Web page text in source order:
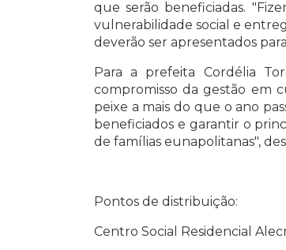
que serão beneficiadas.
vulnerabilidade social e
deverão ser apresentados
Para a prefeita Cordélia
compromisso da gestão em
peixe a mais do que o ano
beneficiados e garantir o
de famílias eunapolitanas",
Pontos de distribuição:
Centro Social Residencial